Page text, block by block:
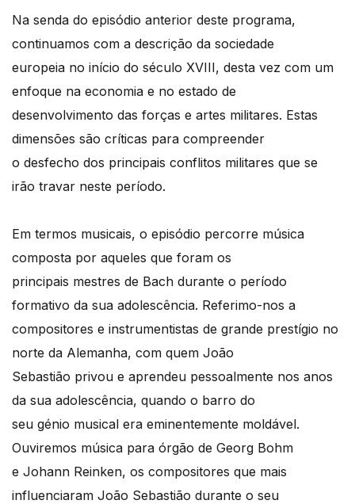
Na senda do episódio anterior deste programa,
continuamos com a descrição da sociedade
europeia no início do século XVIII, desta vez com um
enfoque na economia e no estado de
desenvolvimento das forças e artes militares. Estas
dimensões são críticas para compreender
o desfecho dos principais conflitos militares que se
irão travar neste período.
Em termos musicais, o episódio percorre música
composta por aqueles que foram os
principais mestres de Bach durante o período
formativo da sua adolescência. Referimo-nos a
compositores e instrumentistas de grande prestígio no
norte da Alemanha, com quem João
Sebastião privou e aprendeu pessoalmente nos anos
da sua adolescência, quando o barro do
seu génio musical era eminentemente moldável.
Ouviremos música para órgão de Georg Bohm
e Johann Reinken, os compositores que mais
influenciaram João Sebastião durante o seu